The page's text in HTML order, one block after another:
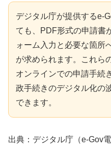
デジタル庁が提供するe-
ても、PDF形式の申請書
ォーム入力と必要な箇所
が求められます。これら
オンラインでの申請手続
政手続きのデジタル化の
できます。
出典：デジタル庁（e-Gov